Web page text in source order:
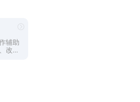
辅助
改写